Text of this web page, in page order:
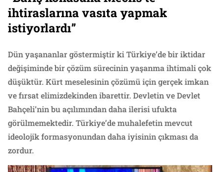
ihtiraslarına vasıta yapmak
istiyorlardı”
Dün yaşananlar göstermiştir ki Türkiye’de bir iktidar
değişiminde bir çözüm sürecinin yaşanma ihtimali çok
düşüktür. Kürt meselesinin çözümü için gerçek imkan
ve fırsat elimizdekinden ibarettir. Devletin ve Devlet
Bahçeli’nin bu açılımından daha ilerisi ufukta
görülmemektedir. Türkiye’de muhalefetin mevcut
ideolojik formasyonundan daha iyisinin çıkması da
zordur.